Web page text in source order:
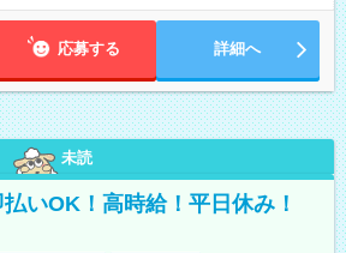
応募する 詳細へ
未読
いOK！高時給！平日休み！